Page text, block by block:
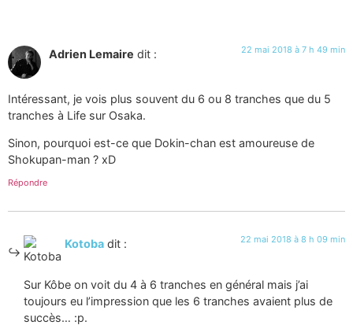
Adrien Lemaire dit : 22 mai 2018 à 7 h 49 min
Intéressant, je vois plus souvent du 6 ou 8 tranches que du 5
tranches à Life sur Osaka.
Sinon, pourquoi est-ce que Dokin-chan est amoureuse de
Shokupan-man ? xD
Répondre
Kotoba dit : 22 mai 2018 à 8 h 09 min
Sur Kôbe on voit du 4 à 6 tranches en général mais j’ai
toujours eu l’impression que les 6 tranches avaient plus de
succès… :p.